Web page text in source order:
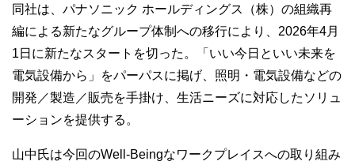
同社は、パナソニック ホールディングス（株）の組織再
編による新たなグループ体制への移行により、 2026年4月
1 日に新たなスタートを切った。「いい今日といい未来を
電気設備から」をパーパスに掲げ、照明・電気設備などの
開発／製造／販売を手掛け、生活ニーズに対応したソリュ
ーションを提供する。
山中氏は今回のWell-Beingなワークプレイスへの取り組み